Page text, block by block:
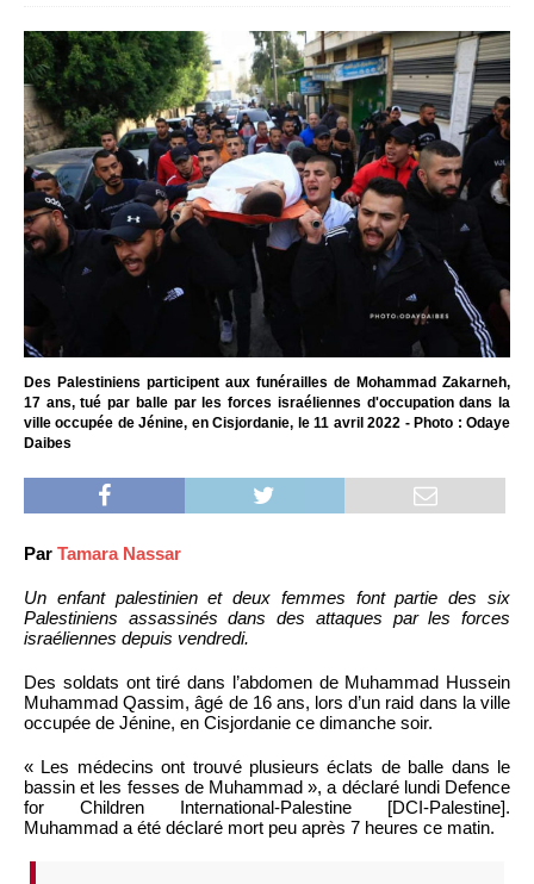
Des Palestiniens participent aux funérailles de Mohammad Zakarneh,
17 ans, tué par balle par les forces israéliennes d'occupation dans la
ville occupée de Jénine, en Cisjordanie, le 11 avril 2022 - Photo : Odaye
Daibes
Par Tamara Nassar
Un enfant palestinien et deux femmes font partie des six
Palestiniens assassinés dans des attaques par les forces
israéliennes depuis vendredi.
Des soldats ont tiré dans l’abdomen de Muhammad Hussein
Muhammad Qassim, âgé de 16 ans, lors d’un raid dans la ville
occupée de Jénine, en Cisjordanie ce dimanche soir.
« Les médecins ont trouvé plusieurs éclats de balle dans le
bassin et les fesses de Muhammad », a déclaré lundi Defence
for Children International-Palestine [DCI-Palestine].
Muhammad a été déclaré mort peu après 7 heures ce matin.